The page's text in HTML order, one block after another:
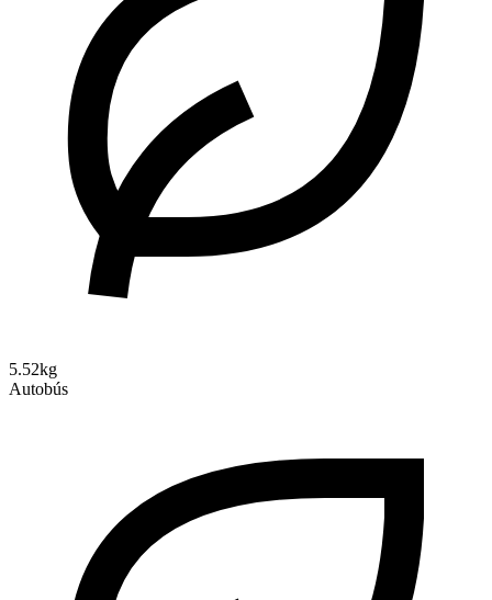
5.52kg
Autobús